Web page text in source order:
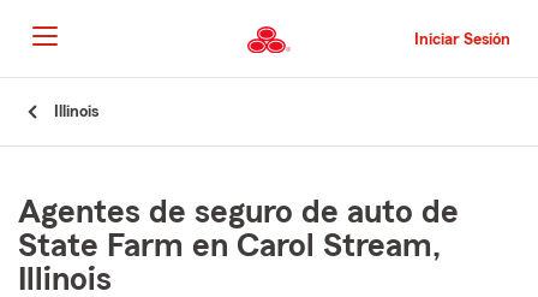
al
contenido
principal
Iniciar Sesión
Illinois
Agentes de seguro de auto de
State Farm en Carol Stream,
Illinois